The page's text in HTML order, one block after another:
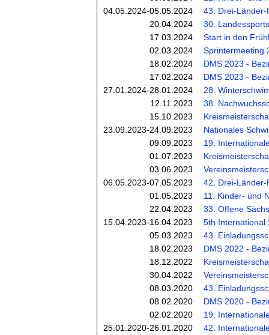
04.05.2024-05.05.2024
43. Drei-Länder-
20.04.2024
30.
17.03.2024
Start in den
02.03.2024
Sprintermeeting
18.02.2024
DMS 2023 -
17.02.2024
DMS 2023 -
27.01.2024-28.01.2024
28.
12.11.2023
38.
15.10.2023
23.09.2023-24.09.2023
Nationales
09.09.2023
19.
01.07.2023
03.06.2023
06.05.2023-07.05.2023
42. Drei-Länder-
01.05.2023
11. Kinder- und
22.04.2023
33. Offene
15.04.2023-16.04.2023
5th International
05.03.2023
43.
18.02.2023
DMS 2022 -
18.12.2022
30.04.2022
08.03.2020
43.
08.02.2020
DMS 2020 -
02.02.2020
19.
25.01.2020-26.01.2020
42.